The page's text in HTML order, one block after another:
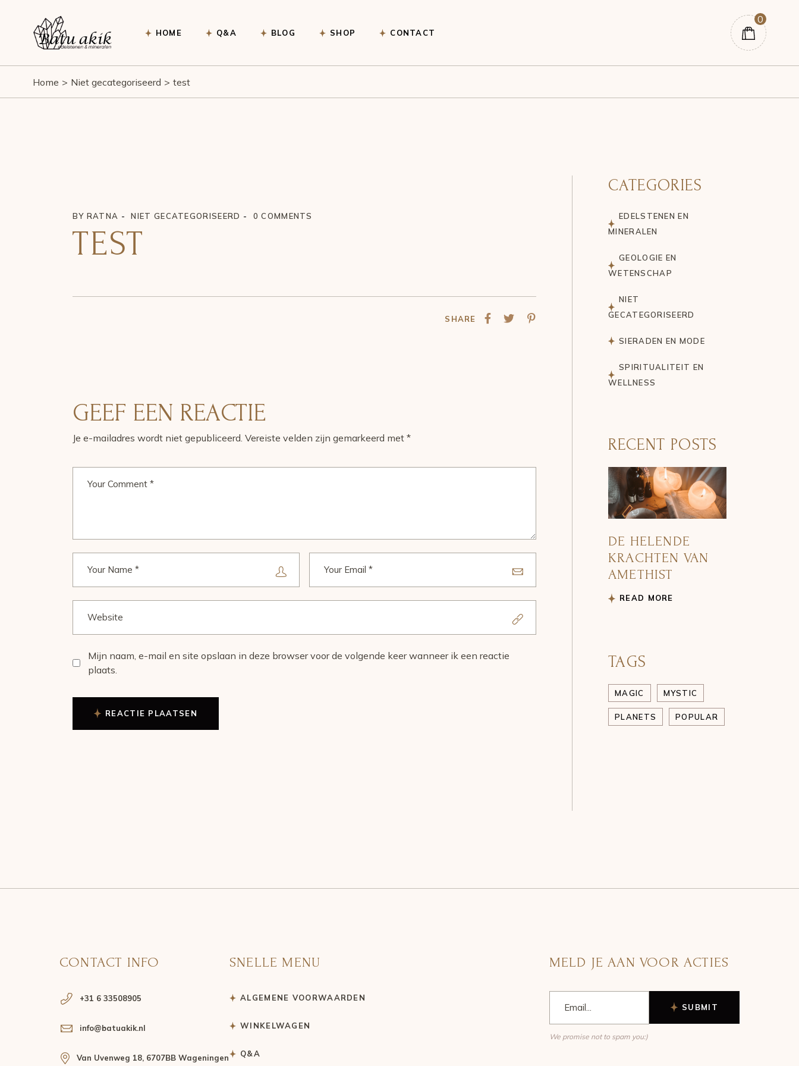
HOME Q&A BLOG SHOP CONTACT
0
Winkelwagen
Home Niet gecategoriseerd test
BY RATNA NIET GECATEGORISEERD 0 COMMENTS
TEST
SHARE
GEEF EEN REACTIE
Je e-mailadres wordt niet gepubliceerd. Vereiste velden zijn gemarkeerd met *
Mijn naam, e-mail en site opslaan in deze browser voor de volgende keer wanneer ik een reactie
plaats.
REACTIE PLAATSEN
CATEGORIES
EDELSTENEN EN
MINERALEN
GEOLOGIE EN
WETENSCHAP
NIET
GECATEGORISEERD
SIERADEN EN MODE
SPIRITUALITEIT EN
WELLNESS
RECENT POSTS
DE HELENDE
KRACHTEN VAN
AMETHIST
READ MORE
TAGS
MAGIC MYSTIC
PLANETS POPULAR
CONTACT INFO
+31 6 33508905
info@batuakik.nl
Van Uvenweg 18, 6707BB Wageningen
SNELLE MENU
ALGEMENE VOORWAARDEN
WINKELWAGEN
Q&A
MELD JE AAN VOOR ACTIES
SUBMIT
We promise not to spam you:)